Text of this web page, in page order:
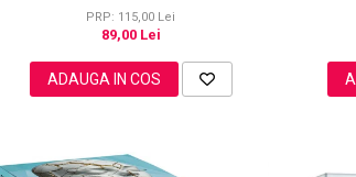
PRP: 115,00 Lei
89,00 Lei
ADAUGA IN COS